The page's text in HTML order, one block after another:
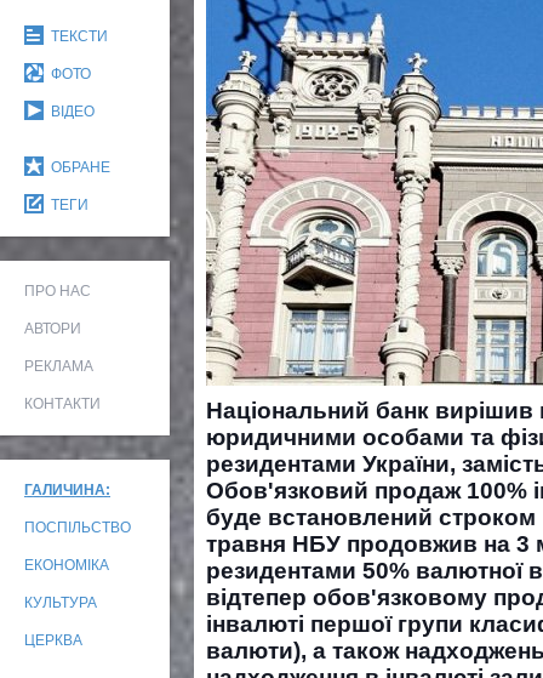
ТЕКСТИ
ФОТО
ВІДЕО
ОБРАНЕ
ТЕГИ
ПРО НАС
АВТОРИ
РЕКЛАМА
КОНТАКТИ
ГАЛИЧИНА:
ПОСПІЛЬСТВО
ЕКОНОМІКА
КУЛЬТУРА
ЦЕРКВА
Національний банк
юридичними особами та
резидентами України,
Обов'язковий продаж 100%
буде встановлений ​​строком
травня НБУ продовжив на 3
резидентами 50% валютної
відтепер обов'язковому
інвалюті першої групи
валюти), а також